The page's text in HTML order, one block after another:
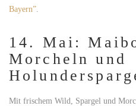
Bayern”.
14. Mai:
Morcheln und
Mit frischem Wild, Spargel und